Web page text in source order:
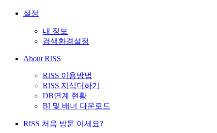
설정
내 정보
검색환경설정
About RISS
RISS 이용방법
RISS 지식더하기
DB연계 현황
BI 및 배너 다운로드
RISS 처음 방문 이세요?